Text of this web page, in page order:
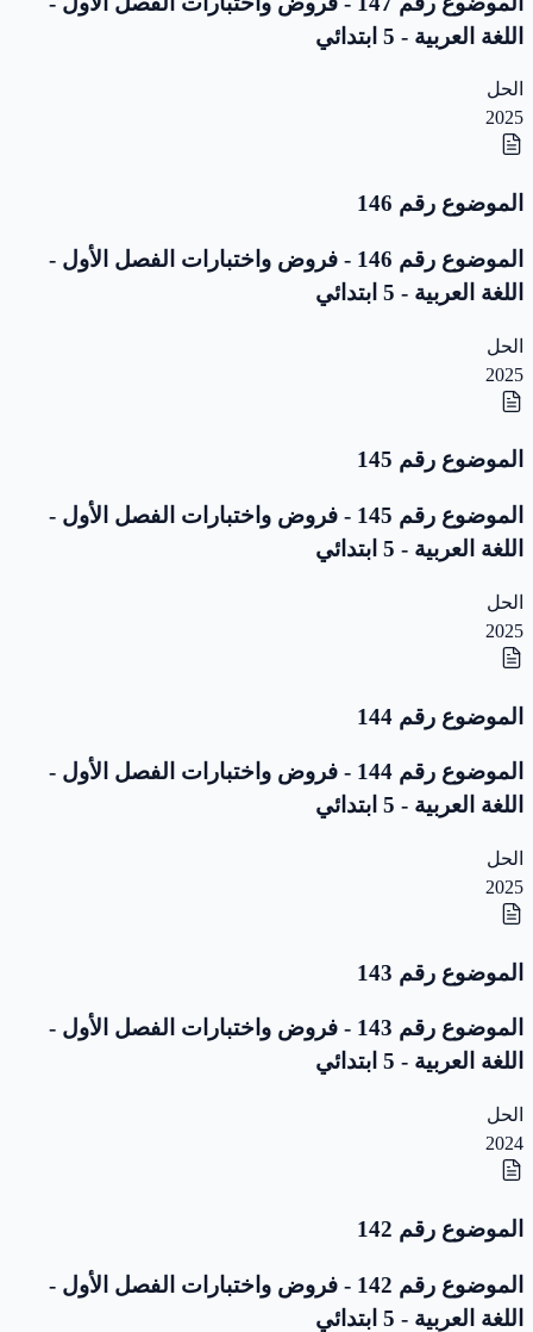
اللغة العربية - 5 ابتدائي
الحل
2025
الموضوع رقم 146
الموضوع رقم 146 - فروض واختبارات الفصل الأول -
اللغة العربية - 5 ابتدائي
الحل
2025
الموضوع رقم 145
الموضوع رقم 145 - فروض واختبارات الفصل الأول -
اللغة العربية - 5 ابتدائي
الحل
2025
الموضوع رقم 144
الموضوع رقم 144 - فروض واختبارات الفصل الأول -
اللغة العربية - 5 ابتدائي
الحل
2025
الموضوع رقم 143
الموضوع رقم 143 - فروض واختبارات الفصل الأول -
اللغة العربية - 5 ابتدائي
الحل
2024
الموضوع رقم 142
الموضوع رقم 142 - فروض واختبارات الفصل الأول -
اللغة العربية - 5 ابتدائي